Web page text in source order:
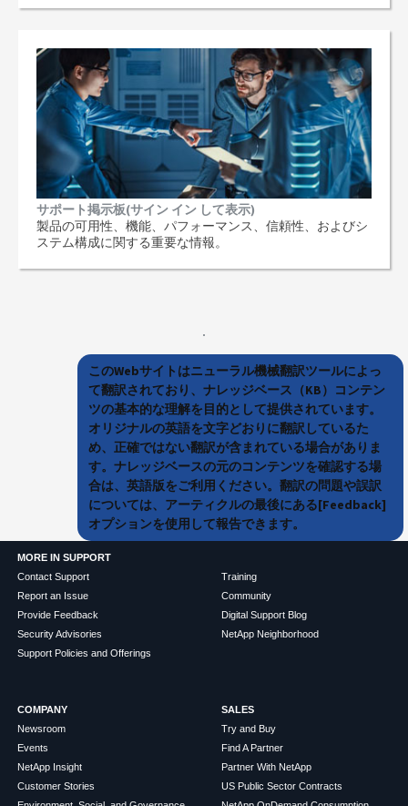
サポート掲示板(サイン イン して表示)
製品の可用性、機能、パフォーマンス、信頼性、およびシ
ステム構成に関する重要な情報。
このWebサイトはニューラル機械翻訳ツールによっ
て翻訳されており、ナレッジベース（KB）コンテン
ツの基本的な理解を目的として提供されています。
オリジナルの英語を文字どおりに翻訳しているた
め、正確ではない翻訳が含まれている場合がありま
す。ナレッジベースの元のコンテンツを確認する場
合は、英語版をご利用ください。翻訳の問題や誤訳
については、アーティクルの最後にある[Feedback]
オプションを使用して報告できます。
MORE IN SUPPORT
Contact Support
Report an Issue
Provide Feedback
Security Advisories
Support Policies and Offerings
Training
Community
Digital Support Blog
NetApp Neighborhood
COMPANY
Newsroom
Events
NetApp Insight
Customer Stories
SALES
Try and Buy
Find A Partner
Partner With NetApp
US Public Sector Contracts